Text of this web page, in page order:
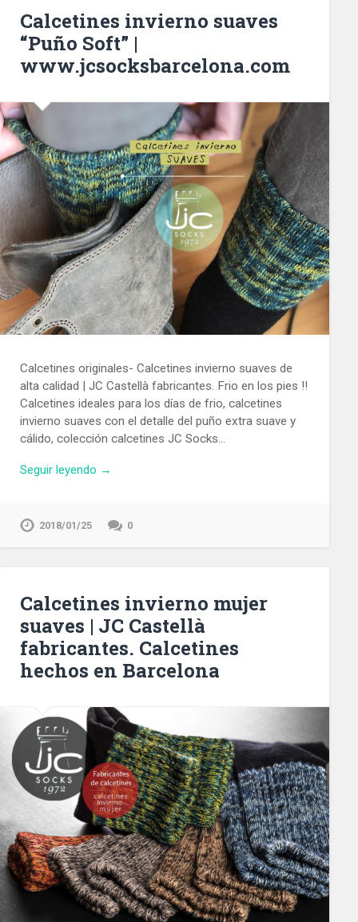
Calcetines invierno suaves
“Puño Soft” |
www.jcsocksbarcelona.com
Calcetines originales- Calcetines invierno suaves de
alta calidad | JC Castellà fabricantes. Frio en los pies !!
Calcetines ideales para los días de frio, calcetines
invierno suaves con el detalle del puño extra suave y
cálido, colección calcetines JC Socks…
Seguir leyendo →
2018/01/25 0
Calcetines invierno mujer
suaves | JC Castellà
fabricantes. Calcetines
hechos en Barcelona